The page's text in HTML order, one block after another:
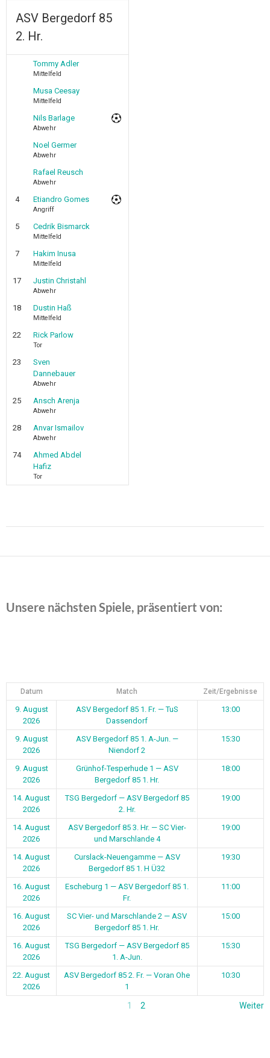
ASV Bergedorf 85
2. Hr.
Tommy Adler
Mittelfeld
Musa Ceesay
Mittelfeld
Nils Barlage
Abwehr
Noel Germer
Abwehr
Rafael Reusch
Abwehr
4 Etiandro Gomes
Angriff
5 Cedrik Bismarck
Mittelfeld
7 Hakim Inusa
Mittelfeld
17 Justin Christahl
Abwehr
18 Dustin Haß
Mittelfeld
22 Rick Parlow
Tor
23
Sven
Dannebauer
Abwehr
25 Ansch Arenja
Abwehr
28 Anvar Ismailov
Abwehr
74
Ahmed Abdel
Hafiz
Tor
Unsere nächsten Spiele, präsentiert von:
Datum Match Zeit/Ergebnisse
9. August
2026
ASV Bergedorf 85 1. Fr. — TuS
Dassendorf
13:00
9. August
2026
ASV Bergedorf 85 1. A-Jun. —
Niendorf 2
15:30
9. August
2026
Grünhof-Tesperhude 1 — ASV
Bergedorf 85 1. Hr.
18:00
14. August
2026
TSG Bergedorf — ASV Bergedorf 85
2. Hr.
19:00
14. August
2026
ASV Bergedorf 85 3. Hr. — SC Vier-
und Marschlande 4
19:00
14. August
2026
Curslack-Neuengamme — ASV
Bergedorf 85 1. H Ü32
19:30
16. August
2026
Escheburg 1 — ASV Bergedorf 85 1.
Fr.
11:00
16. August
2026
SC Vier- und Marschlande 2 — ASV
Bergedorf 85 1. Hr.
15:00
16. August
2026
TSG Bergedorf — ASV Bergedorf 85
1. A-Jun.
15:30
22. August
2026
ASV Bergedorf 85 2. Fr. — Voran Ohe
1
10:30
1 2 Weiter